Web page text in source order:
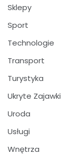
Sklepy
Sport
Technologie
Transport
Turystyka
Ukryte Zajawki
Uroda
Usługi
Wnętrza